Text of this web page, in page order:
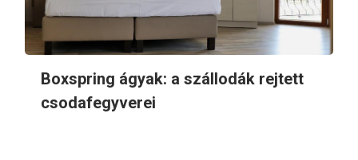
Boxspring ágyak: a szállodák rejtett
csodafegyverei